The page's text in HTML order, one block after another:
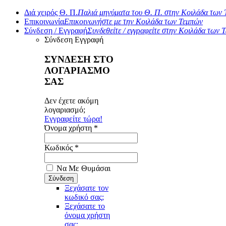
Διά χειρός Θ. Π.Παλιά μηνύματα του Θ. Π. στην Κοιλάδα των
ΕπικοινωνίαΕπικοινωνήστε με την Κοιλάδα των Τεμπών
Σύνδεση / ΕγγραφήΣυνδεθείτε / εγγραφείτε στην Κοιλάδα των
Σύνδεση Εγγραφή
ΣΥΝΔΕΣΗ ΣΤΟ
ΛΟΓΑΡΙΑΣΜΟ
ΣΑΣ
Δεν έχετε ακόμη
λογαριασμό;
Εγγραφείτε τώρα!
Όνομα χρήστη *
Κωδικός *
Να Με Θυμάσαι
Ξεχάσατε τον
κωδικό σας;
Ξεχάσατε το
όνομα χρήστη